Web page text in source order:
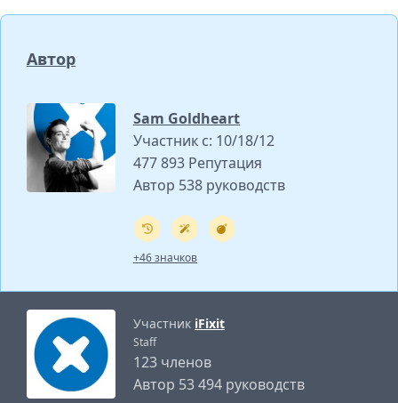
Автор
Sam Goldheart
Участник с: 10/18/12
477 893 Репутация
Автор 538 руководств
+46 значков
Участник iFixit
Staff
123 членов
Автор 53 494 руководств